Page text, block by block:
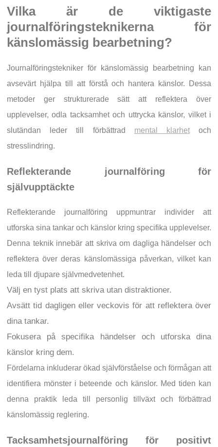
Vilka är de viktigaste
journalföringsteknikerna för
känslomässig bearbetning?
Journalföringstekniker för känslomässig bearbetning kan
avsevärt hjälpa till att förstå och hantera känslor. Dessa
metoder ger strukturerade sätt att reflektera över
upplevelser, odla tacksamhet och uttrycka känslor, vilket i
slutändan leder till förbättrad mental klarhetoch
stresslindring.
Reflekterande journalföring för
självupptäckte
Reflekterande journalföring uppmuntrar individer att
utforska sina tankar och känslor kring specifika upplevelser.
Denna teknik innebär att skriva om dagliga händelser och
reflektera över deras känslomässiga påverkan, vilket kan
leda till djupare självmedvetenhet.
Välj en tyst plats att skriva utan distraktioner.
Avsätt tid dagligen eller veckovis för att reflektera över
dina tankar.
Fokusera på specifika händelser och utforska dina
känslor kring dem.
Fördelarna inkluderar ökad självförståelse och förmågan att
identifiera mönster i beteende och känslor. Med tiden kan
denna praktik leda till personlig tillväxt och förbättrad
känslomässig reglering.
Tacksamhetsjournalföring för positivt